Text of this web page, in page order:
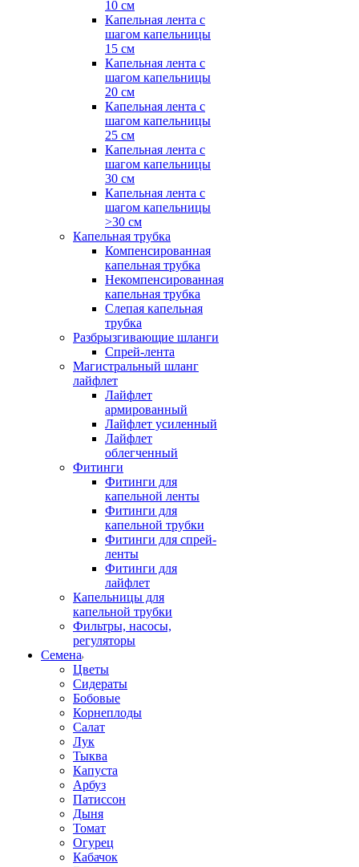
10 см
Капельная лента с
шагом капельницы
15 см
Капельная лента с
шагом капельницы
20 см
Капельная лента с
шагом капельницы
25 см
Капельная лента с
шагом капельницы
30 см
Капельная лента с
шагом капельницы
>30 см
Капельная трубка
Компенсированная
капельная трубка
Некомпенсированная
капельная трубка
Слепая капельная
трубка
Разбрызгивающие шланги
Спрей-лента
Магистральный шланг
лайфлет
Лайфлет
армированный
Лайфлет усиленный
Лайфлет
облегченный
Фитинги
Фитинги для
капельной ленты
Фитинги для
капельной трубки
Фитинги для спрей-
ленты
Фитинги для
лайфлет
Капельницы для
капельной трубки
Фильтры, насосы,
регуляторы
Семена
Цветы
Сидераты
Бобовые
Корнеплоды
Салат
Лук
Тыква
Капуста
Арбуз
Патиссон
Дыня
Томат
Огурец
Кабачок